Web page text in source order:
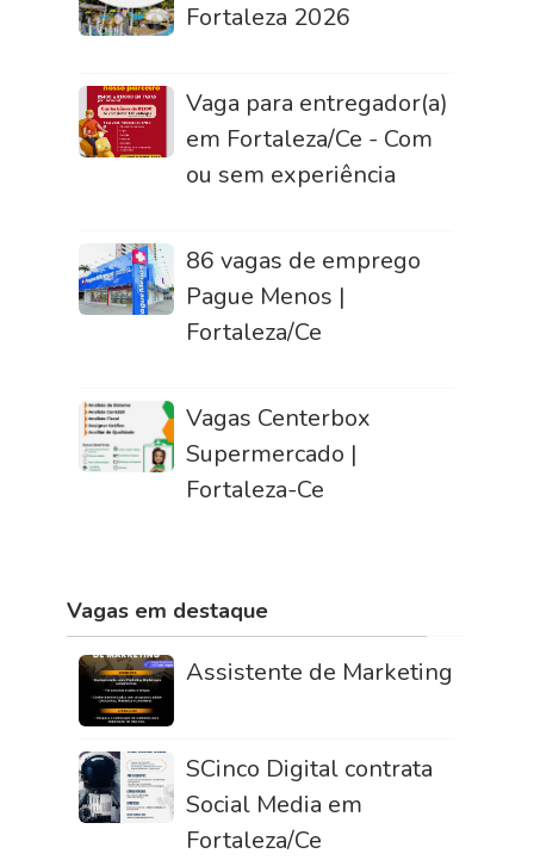
Fortaleza 2026
Vaga para entregador(a)
em Fortaleza/Ce - Com
ou sem experiência
86 vagas de emprego
Pague Menos |
Fortaleza/Ce
Vagas Centerbox
Supermercado |
Fortaleza-Ce
Vagas em destaque
Assistente de Marketing
SCinco Digital contrata
Social Media em
Fortaleza/Ce